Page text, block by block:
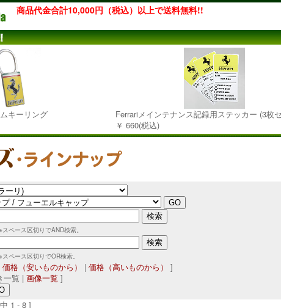
商品代金合計10,000円（税込）以上で送料無料!!
キーリング
Ferrariメインテナンス記録用ステッカー (3枚
￥ 660(税込)
スペース区切りでAND検索。
スペース区切りでOR検索。
価格（安いものから） | 価格（高いものから）
]
一覧 | 画像一覧 ]
1 - 8 ]